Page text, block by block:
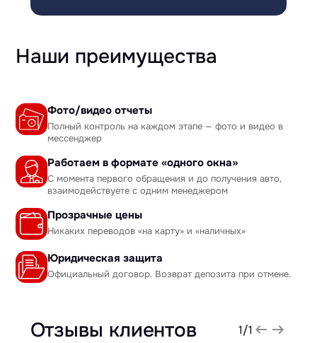
Наши преимущества
Фото/видео отчеты
Полный контроль на каждом этапе — фото и видео в
мессенджер
Работаем в формате «одного окна»
С момента первого обращения и до получения авто,
взаимодействуете с одним менеджером
Прозрачные цены
Никаких переводов «на карту» и «наличных»
Юридическая защита
Официальный договор. Возврат депозита при отмене.
Отзывы клиентов 1/1